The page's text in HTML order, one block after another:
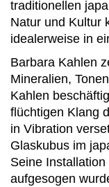
traditionellen
Natur und Kultur
idealerweise in
Barbara Kahlen
Mineralien,
Kahlen
flüchtigen Klang
in Vibration
Glaskubus im
Seine
aufgesogen